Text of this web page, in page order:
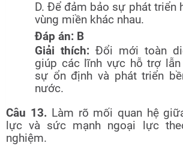
D. Để đảm bảo sự phát triển
vùng miền khác nhau.
Đáp án: B
Giải thích: Đổi mới toàn
giúp các lĩnh vực hỗ trợ lẫn
sự ổn định và phát triển
nước.
Câu 13. Làm rõ mối quan hệ
lực và sức mạnh ngoại lực
nghiệm.